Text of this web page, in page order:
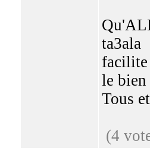
ta3ala
le bien
Tous
(4